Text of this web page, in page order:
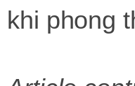
khi phong